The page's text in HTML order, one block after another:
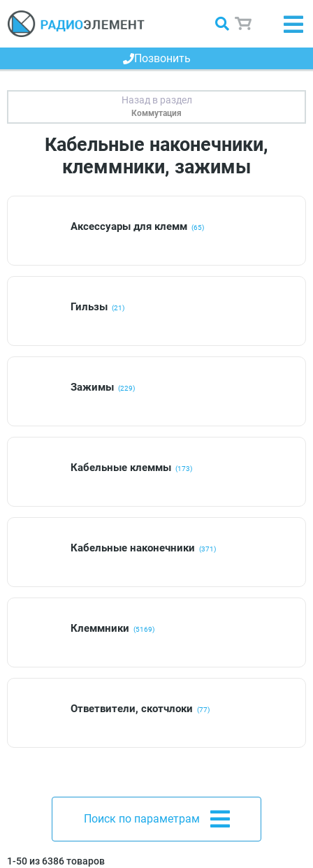
Позвонить
Коммутация
Кабельные наконечники,
клеммники, зажимы
Аксессуары для клемм (65)
Гильзы (21)
Зажимы (229)
Кабельные клеммы (173)
Кабельные наконечники (371)
Клеммники (5169)
Ответвители, скотчлоки (77)
Поиск по параметрам
1-50 из 6386 товаров